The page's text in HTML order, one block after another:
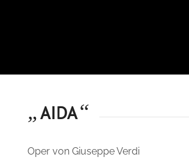
„AIDA“
Oper von Giuseppe Verdi